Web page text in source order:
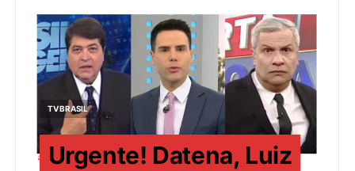
TV BRASIL
Urgente! Datena, Luiz